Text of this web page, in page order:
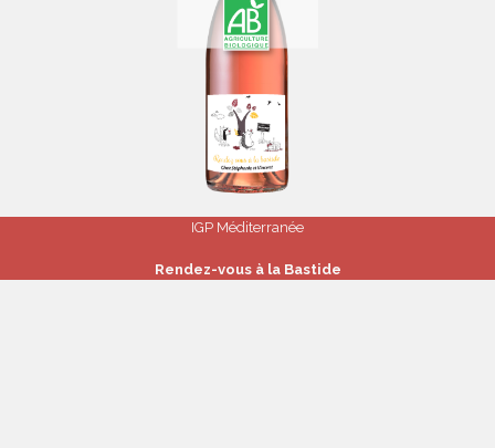
IGP Méditerranée
Rendez-vous à la Bastide